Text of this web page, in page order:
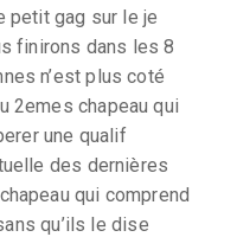
petit gag sur le je
finirons dans les 8
n’est plus coté
2emes chapeau qui
une qualif
des dernières
qui comprend
qu’ils le dise